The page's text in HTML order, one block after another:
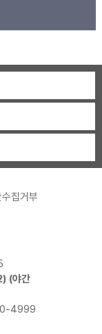
집거부
) (야간
4999